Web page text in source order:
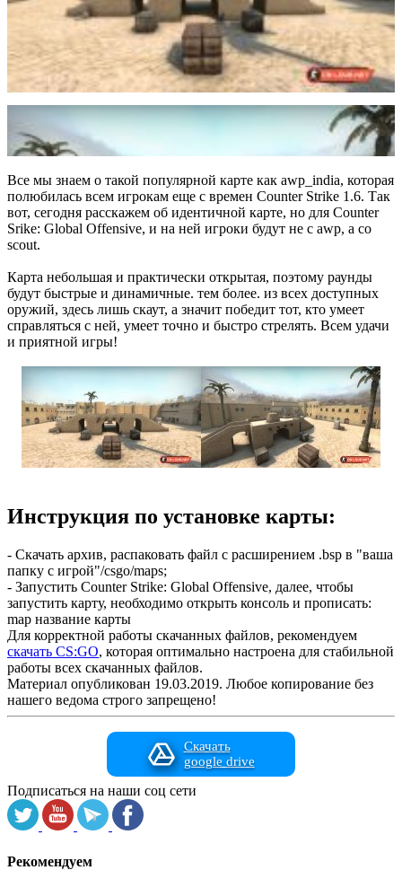
Все мы знаем о такой популярной карте как awp_india, которая
полюбилась всем игрокам еще с времен Counter Strike 1.6. Так
вот, сегодня расскажем об идентичной карте, но для Counter
Srike: Global Offensive, и на ней игроки будут не с awp, а со
scout.
Карта небольшая и практически открытая, поэтому раунды
будут быстрые и динамичные. тем более. из всех доступных
оружий, здесь лишь скаут, а значит победит тот, кто умеет
справляться с ней, умеет точно и быстро стрелять. Всем удачи
и приятной игры!
Инструкция по установке карты:
- Скачать архив, распаковать файл с расширением .bsp в "ваша
папку с игрой"/csgo/maps;
- Запустить Counter Strike: Global Offensive, далее, чтобы
запустить карту, необходимо открыть консоль и прописать:
map название карты
Для корректной работы скачанных файлов, рекомендуем
скачать CS:GO, которая оптимально настроена для стабильной
работы всех скачанных файлов.
Материал опубликован 19.03.2019. Любое копирование без
нашего ведома строго запрещено!
Скачать
google drive
Подписаться на наши соц сети
Рекомендуем